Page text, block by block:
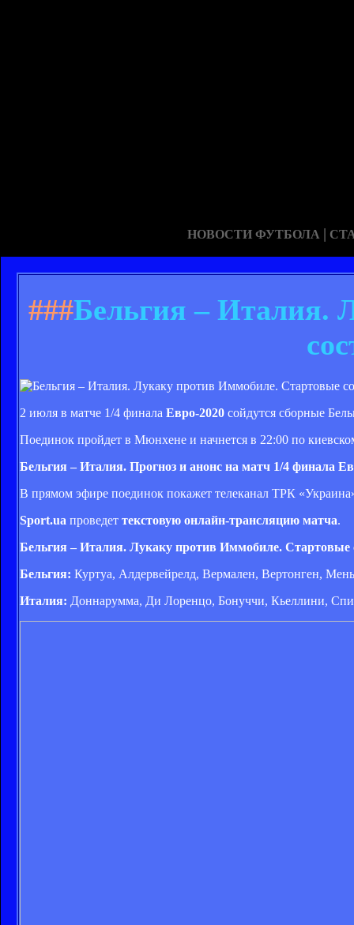
НОВОСТИ ФУТБОЛА |
###Бельгия – Италия.
2 июля в матче 1/4 финала Евро-2020 сойдутся сборные
Поединок пройдет в Мюнхене и начнется в 22:00 по
Бельгия – Италия. Прогноз и анонс на матч 1/4 финала
В прямом эфире поединок покажет телеканал ТРК
Sport.ua проведет текстовую онлайн-трансляцию матча.
Бельгия – Италия. Лукаку против Иммобиле. Стартовые
Бельгия: Куртуа, Алдервейрелд, Вермален, Вертонген,
Италия: Доннарумма, Ди Лоренцо, Бонуччи, Кьеллини,